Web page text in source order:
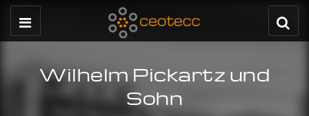
Wilhelm Pickartz und
Sohn